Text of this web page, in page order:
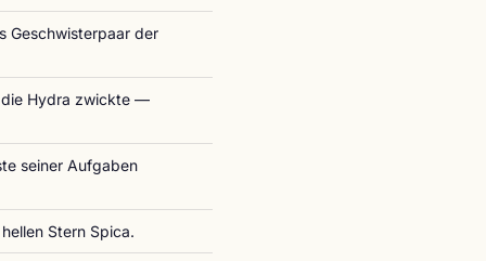
Geschwisterpaar der
die Hydra zwickte —
seiner Aufgaben
Stern Spica.